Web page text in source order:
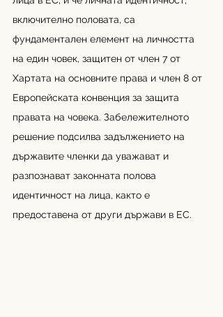
включително половата, са
фундаментален елемент на личността
на един човек, защитен от член 7 от
Хартата на основните права и член 8 от
Европейската конвенция за защита
правата на човека. Забележителното
решение подсилва задължението на
държавите членки да уважават и
разпознават законната полова
идентичност на лица, както е
предоставена от други държави в ЕС.